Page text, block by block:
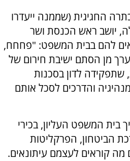
החגיגית (שממנה ייעדרו
יושב ראש הכנסת ושר
להם בבית המשפט: "פחחח,
מן הסתם ישיבת חירום של
לדון בסכנות
והדרכים לסכל אותם
בית המשפט העליון, בכירי
הביטחון, הפרקליטות
מה קוראים לעצמם עיתונאים.